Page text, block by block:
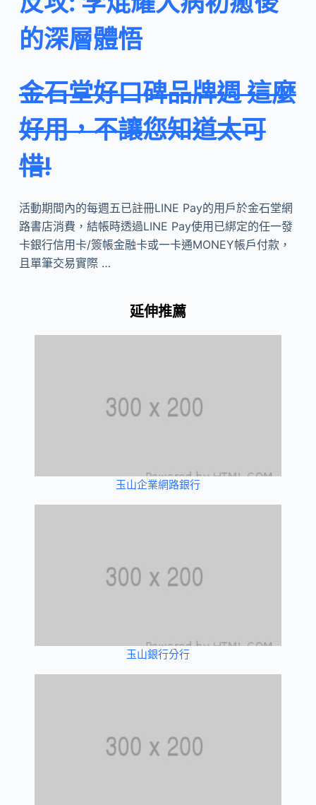
的深層體悟
金石堂好口碑品牌週 這麼
好用，不讓您知道太可
惜!
活動期間內的每週五已註冊LINE Pay的用戶於金石堂網
路書店消費，結帳時透過LINE Pay使用已綁定的任一發
卡銀行信用卡/簽帳金融卡或一卡通MONEY帳戶付款，
且單筆交易實際 …
延伸推薦
玉山企業網路銀行
玉山銀行分行